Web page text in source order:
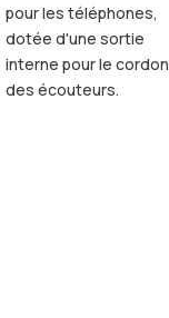
pour les téléphones,
dotée d'une sortie
interne pour le cordon
des écouteurs.